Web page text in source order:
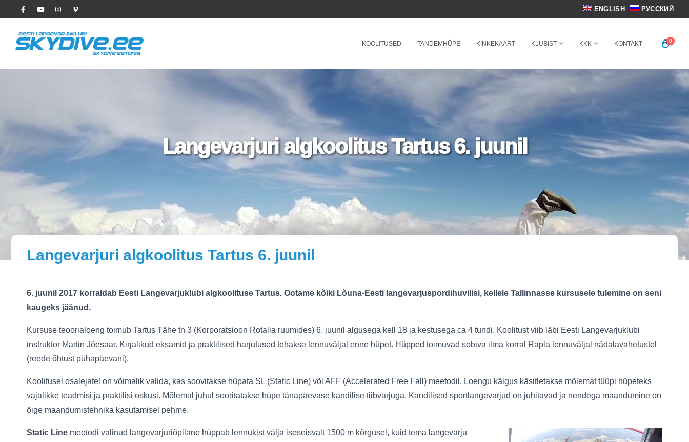
ENGLISH РУССКИЙ
KOOLITUSED TANDEMHÜPE KINKEKAART KLUBIST KKK KONTAKT 0
Langevarjuri algkoolitus Tartus 6. juunil
Langevarjuri algkoolitus Tartus 6. juunil
6. juunil 2017 korraldab Eesti Langevarjuklubi algkoolituse Tartus. Ootame kõiki Lõuna-Eesti langevarjuspordihuvilisi, kellele Tallinnasse kursusele tulemine on seni
kaugeks jäänud.
Kursuse teoorialoeng toimub Tartus Tähe tn 3 (Korporatsioon Rotalia ruumides) 6. juunil algusega kell 18 ja kestusega ca 4 tundi. Koolitust viib läbi Eesti Langevarjuklubi
instruktor Martin Jõesaar. Kirjalikud eksamid ja praktilised harjutused tehakse lennuväljal enne hüpet. Hüpped toimuvad sobiva ilma korral Rapla lennuväljal nädalavahetustel
(reede õhtust pühapäevani).
Koolitusel osalejatel on võimalik valida, kas soovitakse hüpata SL (Static Line) või AFF (Accelerated Free Fall) meetodil. Loengu käigus käsitletakse mõlemat tüüpi hüpeteks
vajalikke teadmisi ja praktilisi oskusi. Mõlemal juhul sooritatakse hüpe tänapäevase kandilise tiibvarjuga. Kandilised sportlangevarjud on juhitavad ja nendega maandumine on
õige maandumistehnika kasutamisel pehme.
Static Line meetodi valinud langevarjuriõpilane hüppab lennukist välja iseseisvalt 1500 m kõrgusel, kuid tema langevarju